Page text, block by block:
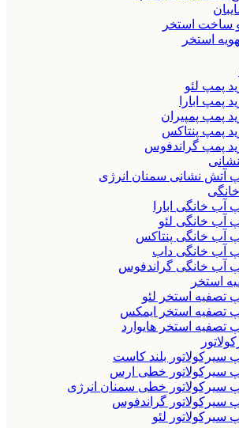
ساخت استخر
استخر
پمپ لئو
پمپ ابارا
پمپ پمپیران
پمپ پنتاکس
پمپ گراندفوس
آتش نشانی سمنان انرژی
آب خانگی ابارا
آب خانگی لئو
آب خانگی پنتاکس
آب خانگی داب
آب خانگی گراندفوس
استخر
تصفیه استخر لئو
تصفیه استخر ایمکس
تصفیه استخر هایوارد
سیرکولاتور بلند کاست
سیرکولاتور خطی ارس
سیرکولاتور خطی سمنان انرژی
سیرکولاتور گراندفوس
سیرکولاتور لئو